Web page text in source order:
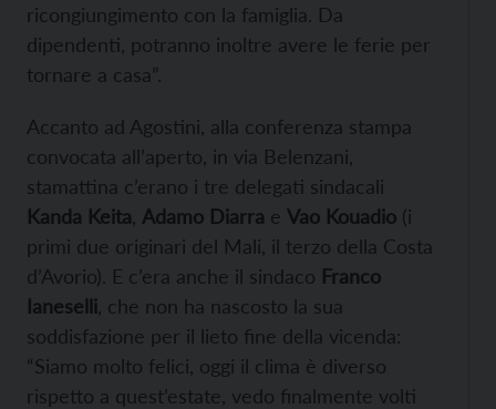
ricongiungimento con la famiglia. Da
dipendenti, potranno inoltre avere le ferie per
tornare a casa”.
Accanto ad Agostini, alla conferenza stampa
convocata all’aperto, in via Belenzani,
stamattina c’erano i tre delegati sindacali
Kanda Keita Adamo Diarra e Vao Kouadio (i
primi due originari del Mali, il terzo della Costa
d’Avorio). E c’era anche il sindaco Franco
Ianeselli , che non ha nascosto la sua
soddisfazione per il lieto fine della vicenda:
“Siamo molto felici, oggi il clima è diverso
rispetto a quest’estate, vedo finalmente volti